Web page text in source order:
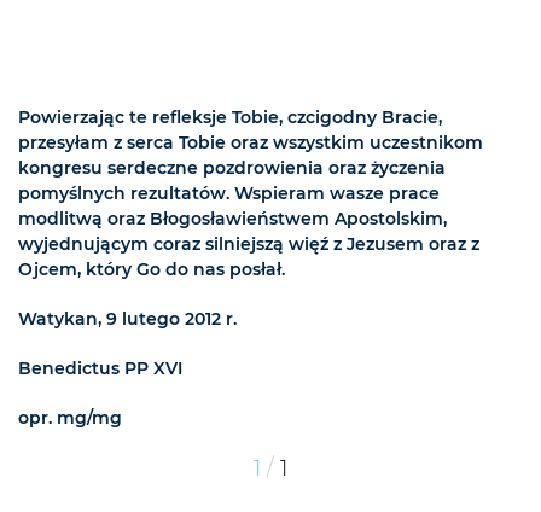
Powierzając te refleksje Tobie, czcigodny Bracie,
przesyłam z serca Tobie oraz wszystkim uczestnikom
kongresu serdeczne pozdrowienia oraz życzenia
pomyślnych rezultatów. Wspieram wasze prace
modlitwą oraz Błogosławieństwem Apostolskim,
wyjednującym coraz silniejszą więź z Jezusem oraz z
Ojcem, który Go do nas posłał.
Watykan, 9 lutego 2012 r.
Benedictus PP XVI
opr. mg/mg
1 / 1